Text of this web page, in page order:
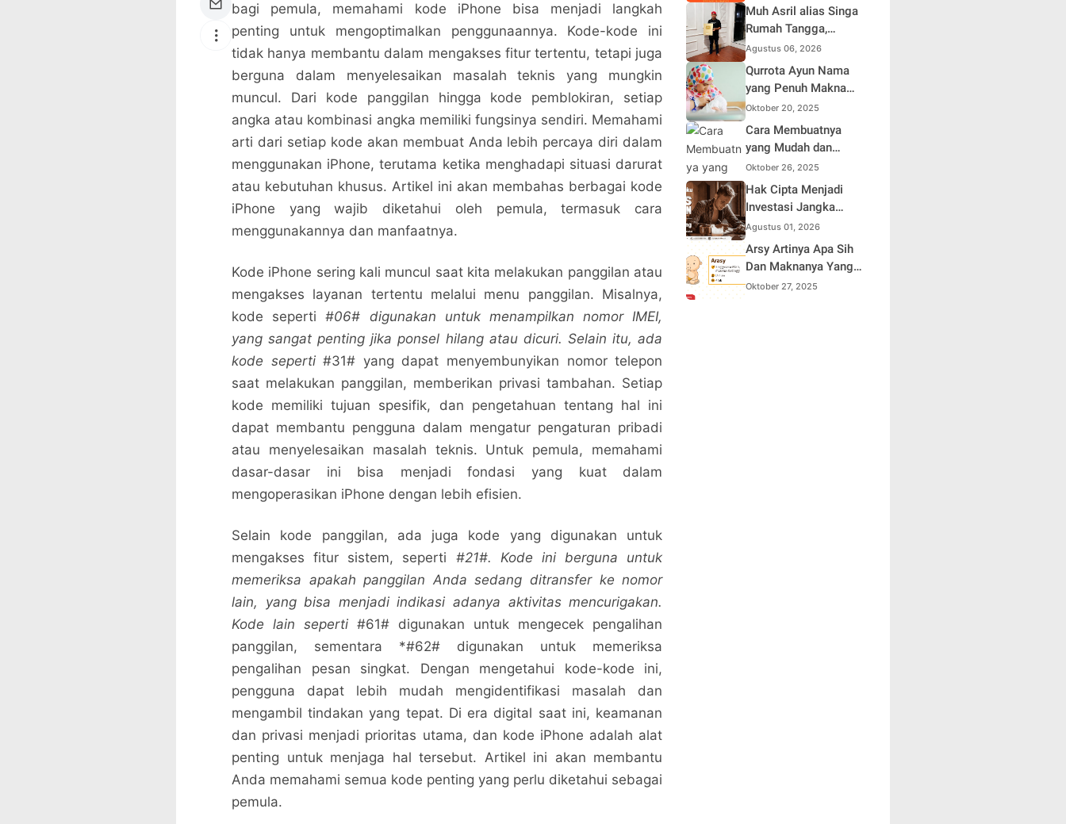
Kode iPhone yang Wajib Kamu Ketahui untuk
Pemula
Nalarrakyat.com - Media Kritis
Bagikan ke media lain
bagi pemula, memahami kode iPhone bisa menjadi langkah
penting untuk mengoptimalkan penggunaannya. Kode-kode ini
tidak hanya membantu dalam mengakses fitur tertentu, tetapi juga
berguna dalam menyelesaikan masalah teknis yang mungkin
muncul. Dari kode panggilan hingga kode pemblokiran, setiap
angka atau kombinasi angka memiliki fungsinya sendiri. Memahami
arti dari setiap kode akan membuat Anda lebih percaya diri dalam
menggunakan iPhone, terutama ketika menghadapi situasi darurat
atau kebutuhan khusus. Artikel ini akan membahas berbagai kode
iPhone yang wajib diketahui oleh pemula, termasuk cara
menggunakannya dan manfaatnya.
Kode iPhone sering kali muncul saat kita melakukan panggilan atau
mengakses layanan tertentu melalui menu panggilan. Misalnya,
kode seperti#06# digunakan untuk menampilkan nomor IMEI,
yang sangat penting jika ponsel hilang atau dicuri. Selain itu, ada
kode seperti#31# yang dapat menyembunyikan nomor telepon
saat melakukan panggilan, memberikan privasi tambahan. Setiap
kode memiliki tujuan spesifik, dan pengetahuan tentang hal ini
dapat membantu pengguna dalam mengatur pengaturan pribadi
atau menyelesaikan masalah teknis. Untuk pemula, memahami
dasar-dasar ini bisa menjadi fondasi yang kuat dalam
mengoperasikan iPhone dengan lebih efisien.
Selain kode panggilan, ada juga kode yang digunakan untuk
mengakses fitur sistem, seperti #21#. Kode ini berguna untuk
memeriksa apakah panggilan Anda sedang ditransfer ke nomor
lain, yang bisa menjadi indikasi adanya aktivitas mencurigakan.
Kode lain seperti#61# digunakan untuk mengecek pengalihan
panggilan, sementara *#62# digunakan untuk memeriksa
pengalihan pesan singkat. Dengan mengetahui kode-kode ini,
pengguna dapat lebih mudah mengidentifikasi masalah dan
mengambil tindakan yang tepat. Di era digital saat ini, keamanan
dan privasi menjadi prioritas utama, dan kode iPhone adalah alat
penting untuk menjaga hal tersebut. Artikel ini akan membantu
Anda memahami semua kode penting yang perlu diketahui sebagai
pemula.
Kode iPhone yang Wajib Kamu Ketahui untuk
Pemula
Nalarrakyat.com - Media Kritis
Bagikan ke media lain
Muh Asril alias Singa
Rumah Tangga,
Kreator Kocak yang
Jago Bikin Kisah
Suami Takut Istri Jadi
Hiburan
Agustus 06, 2026
Qurrota Ayun Nama
yang Penuh Makna
dalam Kehidupan
Muslim Indonesia
Oktober 20, 2025
Cara Membuatnya
yang Mudah dan
Efisien untuk Pemula
Oktober 26, 2025
Hak Cipta Menjadi
Investasi Jangka
Panjang bagi Penulis
Buku
Agustus 01, 2026
Arsy Artinya Apa Sih
Dan Maknanya Yang
Mendalam
Oktober 27, 2025